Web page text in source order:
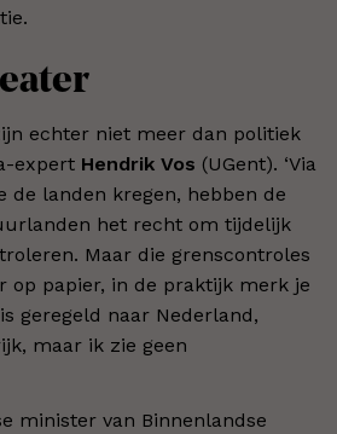
echter niet meer dan politiek
expert Hendrik Vos (UGent). ‘Via
de landen kregen, hebben de
het recht om tijdelijk
Maar die grenscontroles
op papier, in de praktijk merk je
geregeld naar Nederland,
maar ik zie geen
minister van Binnenlandse